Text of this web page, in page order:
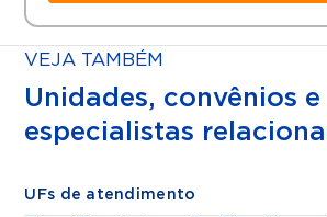
VEJA TAMBÉM
Unidades, convênios e
especialistas
UFs de atendimento